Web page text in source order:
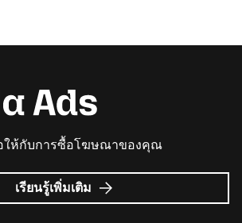
ให้กับการซื้อโฆษณาของคุณ
เรียนรู้เพิ่มเติม เกี่ยว
กับ